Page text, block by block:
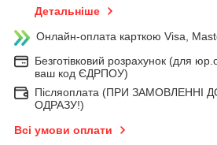
Детальніше
Онлайн-оплата карткою Visa,
Безготівковий розрахунок (для
ваш код ЄДРПОУ)
Післяоплата (ПРИ ЗАМОВЛЕННІ
ОДРАЗУ!)
Всі умови оплати